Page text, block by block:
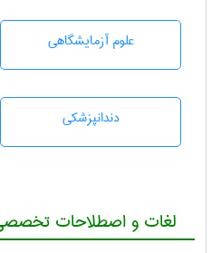
علوم آزمايشگاهی
دندانپزشكی
لغات و اصطلاحات